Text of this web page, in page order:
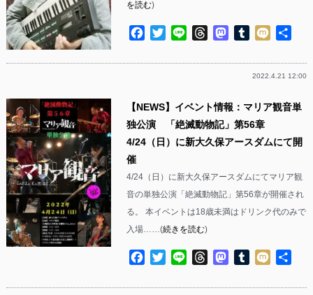
を読む)
Facebook
TwitterLine ThreadsMastodon
Tumblr
Mixi
2022.4.21 12:00
【NEWS】イベント情報：マリア観音単
独公演 「絶滅動物記」第56章
4/24（日）に新大久保アースダムにて開
催
4/24（日）に新大久保アースダムにてマリア観
音の単独公演「絶滅動物記」第56章が開催され
る。 本イベントは18歳未満はドリンク代のみで
入場……(続きを読む)
Facebook
TwitterLine ThreadsMastodon
Tumblr
Mixi